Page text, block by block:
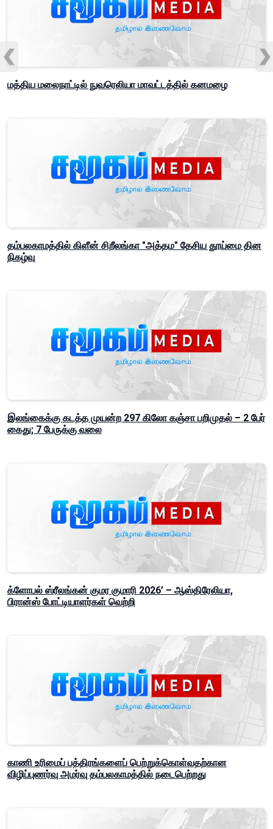
மத்திய மலைநாட்டில் நுவரெலியா மாவட்டத்தில் கனமழை
தம்பலகாமத்தில் கிளீன் சிறீலங்கா "அத்தம" தேசிய தூய்மை தின
நிகழ்வு
இலங்கைக்கு கடத்த முயன்ற 297 கிலோ கஞ்சா பறிமுதல் – 2 பேர்
கைது; 7 பேருக்கு வலை
க்ளோபல் ஸ்ரீலங்கன் குமர குமாரி 2026’ – ஆஸ்திரேலியா,
பிரான்ஸ் போட்டியாளர்கள் வெற்றி
காணி உரிமைப் பத்திரங்களைப் பெற்றுக்கொள்வதற்கான
விழிப்புணர்வு அமர்வு தம்பலகாமத்தில் நடைபெற்றது